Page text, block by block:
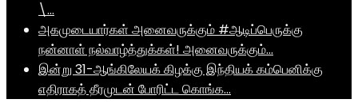
\…
அகமுடையார்கள் அனைவருக்கும் #ஆடிப்பெருக்கு
நன்னாள் நல்வாழ்த்துக்கள்! அனைவருக்கும்…
இன்று 31-ஆங்கிலேயக் கிழக்கு இந்தியக் கம்பெனிக்கு
எதிராகத் தீரமுடன் போரிட்ட கொங்க…